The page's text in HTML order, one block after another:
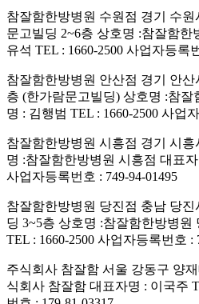
참잘함한방병원 수원점 경기 수원
문고빌딩 2~6층 상호명 :참잘함한
유석 TEL : 1660-2500 사업자등록
참잘함한방병원 안산점 경기 안산
층 (한가람문고빌딩) 상호명 :참잘
명 : 김행범 TEL : 1660-2500 사업
참잘함한방병원 시흥점 경기 시흥
명 :참잘함한방병원 시흥점 대표
사업자등록번호 : 749-94-01495
참잘함한방병원 당진점 충남 당진
딩 3~5층 상호명 :참잘함한방병원
TEL : 1660-2500 사업자등록번호 :
주식회사 참잘함 서울 강동구 양
식회사 참잘함 대표자명 : 이국주